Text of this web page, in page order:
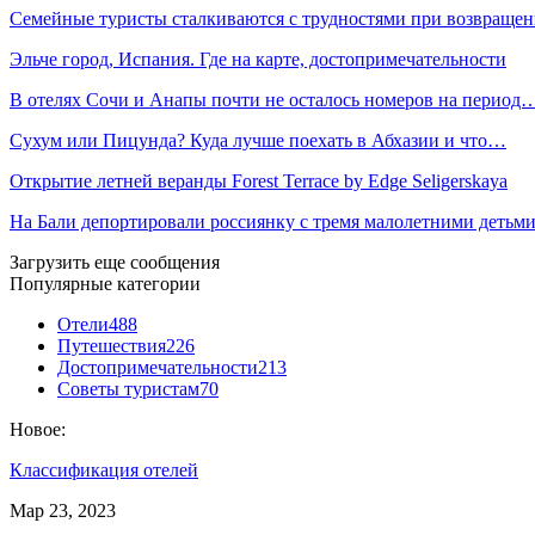
Семейные туристы сталкиваются с трудностями при
Эльче город, Испания. Где на карте, достопримечательности
В отелях Сочи и Анапы почти не осталось номеров на
Сухум или Пицунда? Куда лучше поехать в Абхазии и что…
Открытие летней веранды Forest Terrace by Edge Seligerskaya
На Бали депортировали россиянку с тремя малолетними детьми
Загрузить еще сообщения
Популярные категории
Отели488
Путешествия226
Достопримечательности213
Советы туристам70
Новое:
Классификация отелей
Мар 23, 2023